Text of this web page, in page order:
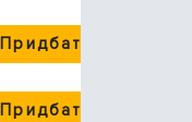
Придбати
Придбати